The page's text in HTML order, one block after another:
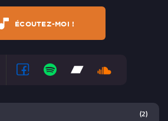
ÉCOUTEZ-MOI !
(2)